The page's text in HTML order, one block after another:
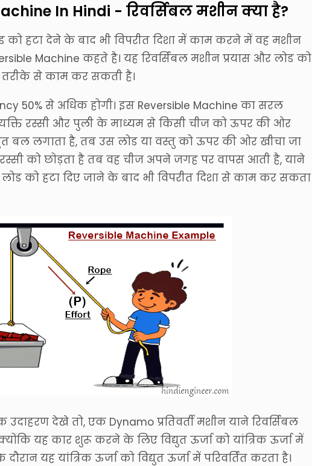
In Hindi - रिवर्सिबल मशीन क्या है?
को हटा देने के बाद भी विपरीत दिशा में काम करने में वह मशीन
Machine कहते है। यह रिवर्सिबल मशीन प्रयास और लोड को
तरीके से काम कर सकती है।
50% से अधिक होगी। इस Reversible Machine का सरल
रस्सी और पुली के माध्यम से किसी चीज को ऊपर की ओर
बल लगाता है, तब उस लोड या वस्तु को ऊपर की ओर खीचा जा
को छोड़ता है तब वह चीज अपने जगह पर वापस आती है, याने
को हटा दिए जाने के बाद भी विपरीत दिशा से काम कर सकता
देखे तो, एक Dynamo प्रतिवर्ती मशीन याने रिवर्सिबल
यह कार शुरू करने के लिए विद्युत ऊर्जा को यांत्रिक ऊर्जा में
यह यांत्रिक ऊर्जा को विद्युत ऊर्जा में परिवर्तित करता है।